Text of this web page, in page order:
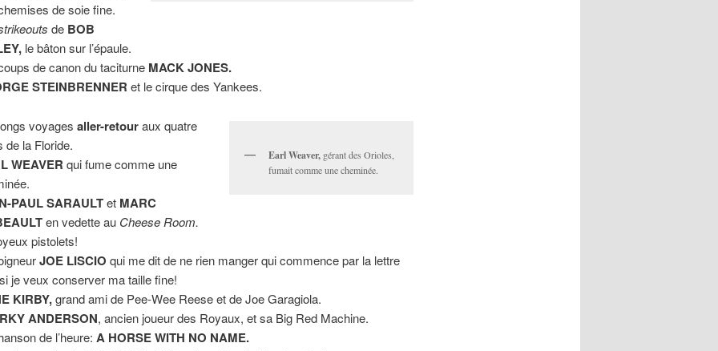
de soie fine.
de BOB
le bâton sur l’épaule.
de canon du taciturne MACK JONES.
STEINBRENNER et le cirque des Yankees.
Earl Weaver, gérant des Orioles,
fumait comme une cheminée.
voyagesaller-retouraux quatre
de la Floride.
WEAVER qui fume comme une
PAUL SARAULTet MARC
en vedette au Cheese Room.
pistolets!
JOE LISCIO qui me dit de ne rien manger qui commence par la lettre
je veux conserver ma taille fine!
KIRBY,grand ami de Pee-Wee Reese et de Joe Garagiola.
ANDERSON, ancien joueur des Royaux, et sa Big Red Machine.
de l’heure: A HORSE WITH NO NAME.